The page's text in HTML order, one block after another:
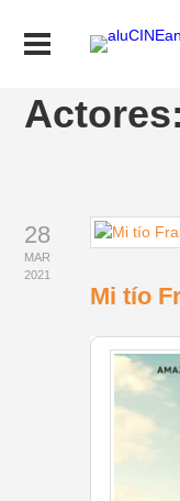
Actores:
28
MAR
2021
Mi tío